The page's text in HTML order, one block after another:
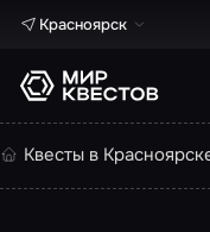
Красноярск
Квесты в